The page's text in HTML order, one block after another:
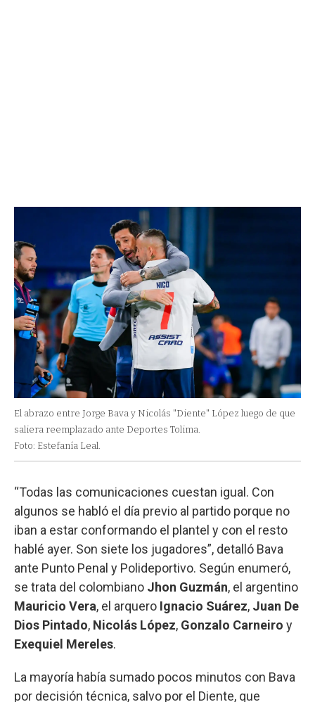
El abrazo entre Jorge Bava y Nicolás "Diente" López luego de que
saliera reemplazado ante Deportes Tolima.
Foto: Estefanía Leal.
“Todas las comunicaciones cuestan igual. Con
algunos se habló el día previo al partido porque no
iban a estar conformando el plantel y con el resto
hablé ayer. Son siete los jugadores”, detalló Bava
ante Punto Penal y Polideportivo. Según enumeró,
se trata del colombiano Jhon Guzmán, el argentino
Mauricio Vera, el arquero Ignacio Suárez, Juan De
Dios Pintado, Nicolás López, Gonzalo Carneiro y
Exequiel Mereles.
La mayoría había sumado pocos minutos con Bava
por decisión técnica, salvo por el Diente, que